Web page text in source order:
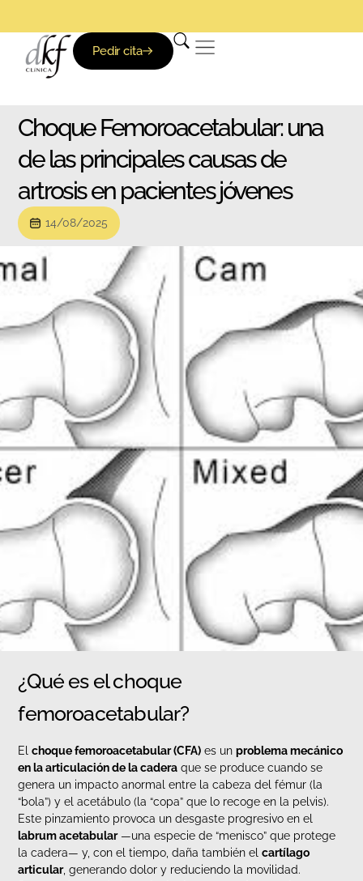
Pedir cita
Choque Femoroacetabular: una
de las principales causas de
artrosis en pacientes jóvenes
14/08/2025
¿Qué es el choque
femoroacetabular?
Elchoque femoroacetabular (CFA) es unproblema mecánico
en la articulación de la cadera que se produce cuando se
genera un impacto anormal entre la cabeza del fémur (la
“bola”) y el acetábulo (la “copa” que lo recoge en la pelvis).
Este pinzamiento provoca un desgaste progresivo en el
labrum acetabular—una especie de “menisco” que protege
la cadera— y, con el tiempo, daña también elcartílago
articular, generando dolor y reduciendo la movilidad.